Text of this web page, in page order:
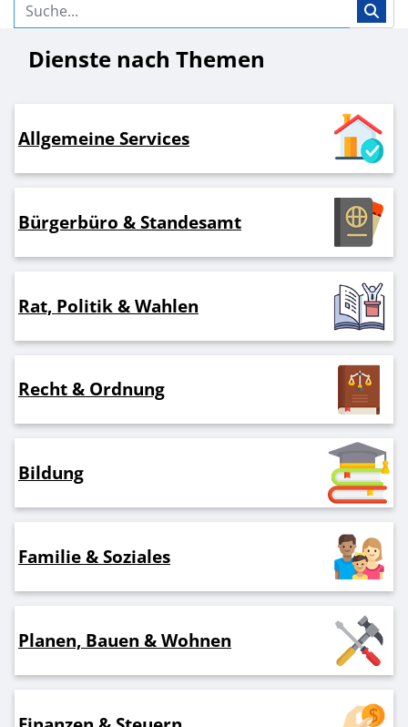
Dienste nach Themen
Allgemeine Services
Bürgerbüro & Standesamt
Rat, Politik & Wahlen
Recht & Ordnung
Bildung
Familie & Soziales
Planen, Bauen & Wohnen